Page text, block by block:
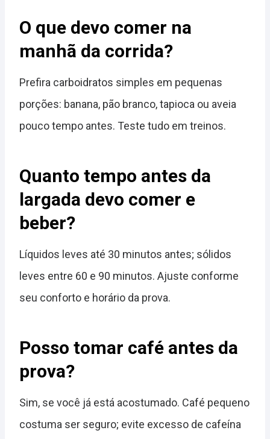
O que devo comer na
manhã da corrida?
Prefira carboidratos simples em pequenas
porções: banana, pão branco, tapioca ou aveia
pouco tempo antes. Teste tudo em treinos.
Quanto tempo antes da
largada devo comer e
beber?
Líquidos leves até 30 minutos antes; sólidos
leves entre 60 e 90 minutos. Ajuste conforme
seu conforto e horário da prova.
Posso tomar café antes da
prova?
Sim, se você já está acostumado. Café pequeno
costuma ser seguro; evite excesso de cafeína